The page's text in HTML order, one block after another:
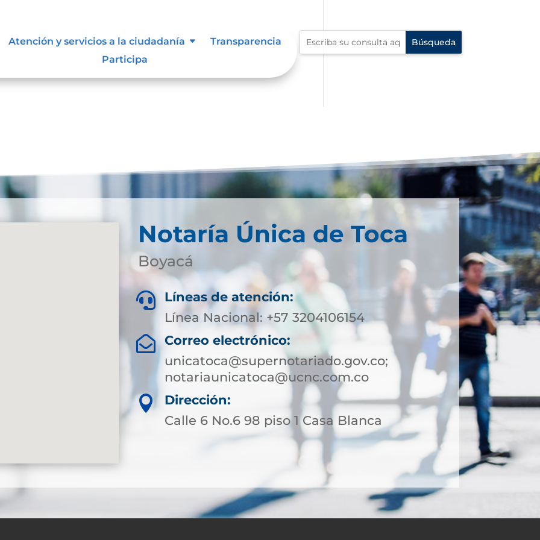
Atención y servicios a la ciudadanía
Transparencia
Participa
les aplique de interés.
Notaría Única de Toca
Boyacá

Líneas de atención:
Línea Nacional: +57 3204106154
 Correo electrónico:
unicatoca@supernotariado.gov.co;
notariaunicatoca@ucnc.com.co

Dirección:
Calle 6 No.6 98 piso 1 Casa Blanca